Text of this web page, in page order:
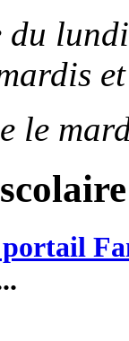
du
le
portail